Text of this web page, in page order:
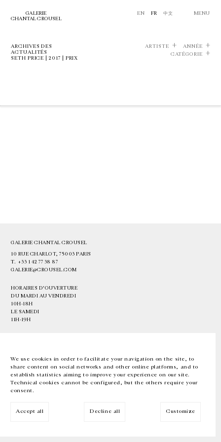
We use cookies in order to facilitate your navigation on the site, to
share content on social networks and other online platforms, and to
establish statistics aiming to improve your experience on our site.
Technical cookies cannot be configured, but the others require your
consent.
Accept all Decline all Customize
GALERIE
CHANTAL CROUSEL
EN FR 中文 MENU
ARCHIVES DES
ACTUALITÉS
SETH PRICE | 2017 | PRIX
ARTISTE
ANNÉE
CATÉGORIE
GALERIE CHANTAL CROUSEL
10 RUE CHARLOT, 75003 PARIS
T. +33 1 42 77 38 87
GALERIE@CROUSEL.COM
HORAIRES D'OUVERTURE
DU MARDI AU VENDREDI
10H-18H
LE SAMEDI
11H-19H
EN FR 中文 Facebook Instagram
Inscrivez-vous à notre newsletter